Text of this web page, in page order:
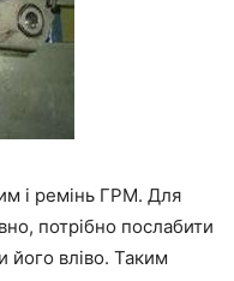
і ремінь ГРМ. Для
потрібно послабити
його вліво. Таким